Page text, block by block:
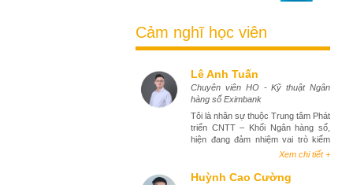
Cảm nghĩ học viên
Lê Anh Tuấn
Chuyên viên HO - Kỹ thuật Ngân
hàng số Eximbank
Tôi là nhân sự thuộc Trung tâm Phát
triển CNTT – Khối Ngân hàng số,
hiện đang đảm nhiệm vai trò kiểm
thử phần mềm (tester). Việc tham
mang lại cho tôi góc nhìn toàn diện
Xem chi tiết +
Huỳnh Cao Cường